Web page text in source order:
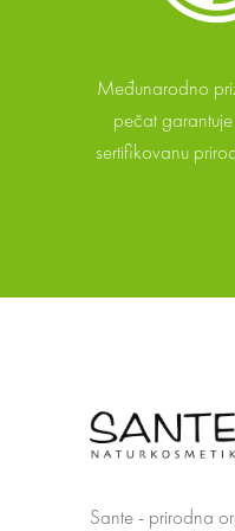
Međunarodno
pečat
sertifikovanu
Sante - prirodna